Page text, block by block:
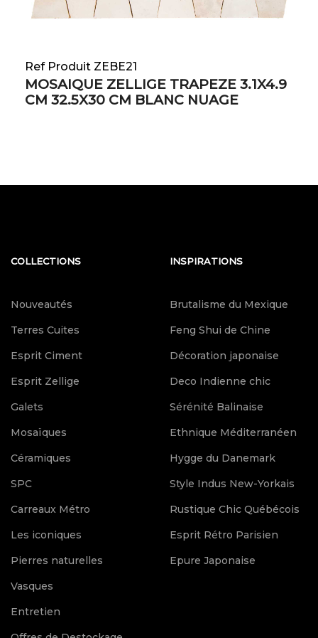
Ref Produit ZEBE21
MOSAIQUE ZELLIGE TRAPEZE 3.1X4.9
CM 32.5X30 CM BLANC NUAGE
COLLECTIONS
Nouveautés
Terres Cuites
Esprit Ciment
Esprit Zellige
Galets
Mosaïques
Céramiques
SPC
Carreaux Métro
Les iconiques
Pierres naturelles
Vasques
Entretien
INSPIRATIONS
Brutalisme du Mexique
Feng Shui de Chine
Décoration japonaise
Deco Indienne chic
Sérénité Balinaise
Ethnique Méditerranéen
Hygge du Danemark
Style Indus New-Yorkais
Rustique Chic Québécois
Esprit Rétro Parisien
Epure Japonaise